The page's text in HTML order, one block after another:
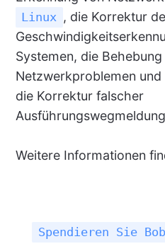
Linux , die Korrektur
Systemen, die
Netzwerkproblemen
die Korrektur falscher
Weitere Informationen
Spendieren Sie